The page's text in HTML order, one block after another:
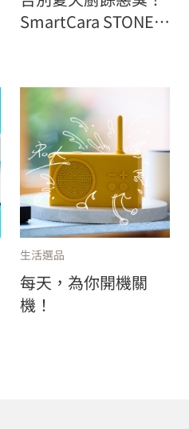
SmartCara STONE
生活選品
每天，為你開機關
機！